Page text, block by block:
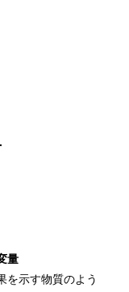
量
を示す物質のよう